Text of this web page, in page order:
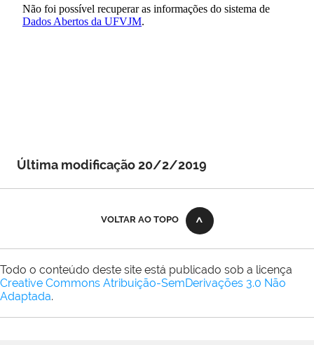
Última modificação 20/2/2019
VOLTAR AO TOPO
Todo o conteúdo deste site está publicado sob a licença
Creative Commons Atribuição-SemDerivações 3.0 Não
Adaptada.